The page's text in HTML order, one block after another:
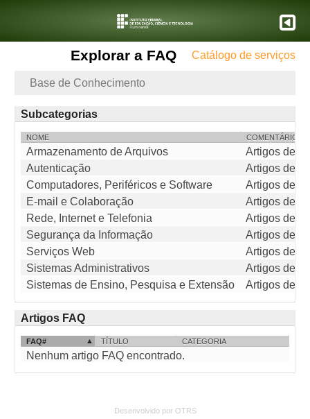
Catálogo de serviços
Explorar a FAQ
Base de Conhecimento
Subcategorias
NOME COMENTÁRIO
Armazenamento de Arquivos
Artigos de
Autenticação
Artigos de
Computadores, Periféricos e Software
Artigos de
E-mail e Colaboração
Artigos de
Rede, Internet e Telefonia
Artigos de
Segurança da Informação
Artigos de
Serviços Web
Artigos de
Sistemas Administrativos
Artigos de
Sistemas de Ensino, Pesquisa e Extensão
Artigos de
Artigos FAQ
FAQ# TÍTULO CATEGORIA
Nenhum artigo FAQ encontrado.
Desenvolvido por OTRS